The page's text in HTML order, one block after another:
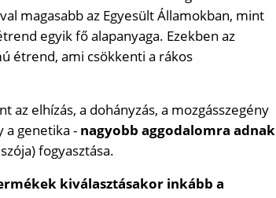
magasabb az Egyesült Államokban, mint
egyik fő alapanyaga. Ezekben az
étrend, ami csökkenti a rákos
az elhízás, a dohányzás, a mozgásszegény
a genetika - nagyobb aggodalomra adnak
fogyasztása.
kiválasztásakor inkább a